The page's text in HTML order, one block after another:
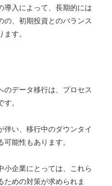
導入によって、長期的には
の、初期投資とのバランス
す。
のデータ移行は、プロセス
。
伴い、移行中のダウンタイ
能性もあります。
小企業にとっては、これら
ための対策が求められま